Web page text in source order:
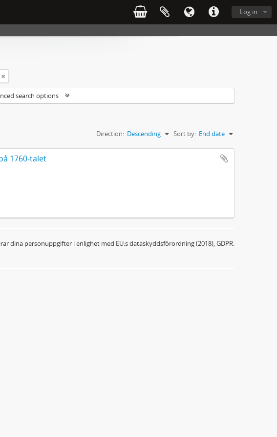
Log in
search options
Sort by: End date
Direction: Descending
1760-talet
dina personuppgifter i enlighet med EU:s dataskyddsförordning (2018), GDPR.